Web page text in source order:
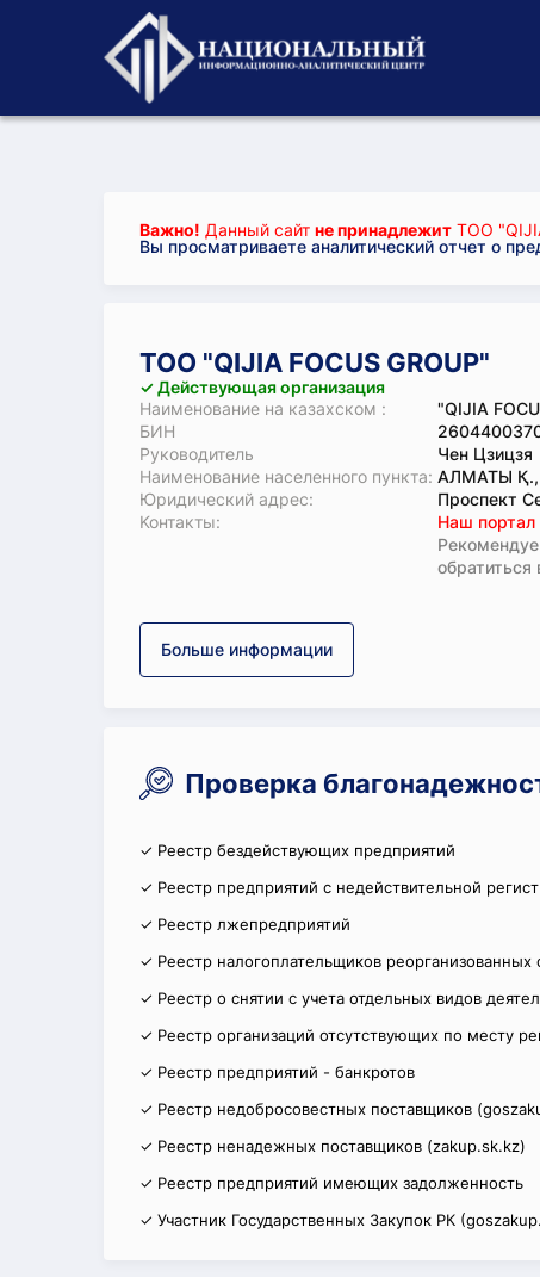
Важно! Данный сайт не принадлежит ТОО
Вы просматриваете аналитический отчет о
ТОО "QIJIA FOCUS GROUP"
✓ Действующая организация
Наименование на казахском :
"QIJIA
БИН
Руководитель
Чен Цзицзя
Наименование населенного пункта: АЛМАТЫ
Юридический адрес:
Проспект
Koнтaкты:
Наш портал
Больше информации
Проверка
✓ Реестр бездействующих предприятий
✓ Реестр предприятий с недействительной
✓ Реестр лжепредприятий
✓ Реестр налогоплательщиков
✓ Реестр о снятии с учета отдельных видов
✓ Реестр организаций отсутствующих по месту
✓ Реестр предприятий - банкротов
✓ Реестр недобросовестных поставщиков
✓ Реестр ненадежных поставщиков (zakup.sk.kz)
✓ Реестр предприятий имеющих задолженность
✓ Участник Государственных Закупок РК